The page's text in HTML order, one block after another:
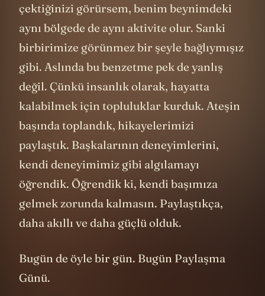
çektiğinizi görürsem, benim beynimdeki
aynı bölgede de aynı aktivite olur. Sanki
birbirimize görünmez bir şeyle bağlıymışız
gibi. Aslında bu benzetme pek de yanlış
değil. Çünkü insanlık olarak, hayatta
kalabilmek için topluluklar kurduk. Ateşin
başında toplandık, hikayelerimizi
paylaştık. Başkalarının deneyimlerini,
kendi deneyimimiz gibi algılamayı
öğrendik. Öğrendik ki, kendi başımıza
gelmek zorunda kalmasın. Paylaştıkça,
daha akıllı ve daha güçlü olduk.
Bugün de öyle bir gün. Bugün Paylaşma
Günü.